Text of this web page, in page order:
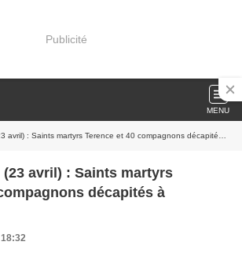
Publicité
MENU
: Saints martyrs Terence et 40 compagnons décapités à Carthage
(23 avril) : Saints martyrs
décapités à